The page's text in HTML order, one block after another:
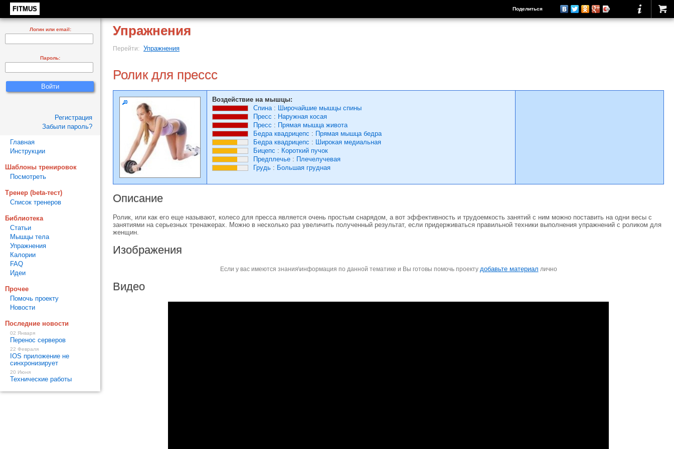
FITMUS Поделиться
Упражнения
Перейти: Упражнения
Ролик для прессс
Воздействие на мышцы:
Спина: Широчайшие мышцы спины
Пресс : Наружная косая
Пресс : Прямая мышца живота
Бедра квадрицепс : Прямая мышца бедра
Бедра квадрицепс : Широкая медиальная
Бицепс : Короткий пучок
Предплечье : Плечелучевая
Грудь : Большая грудная
Описание
Ролик, или как его еще называют, колесо для пресса является очень простым снарядом, а вот эффективность и трудоемкость занятий с ним можно поставить на одни весы с
занятиями на серьезных тренажерах. Можно в несколько раз увеличить полученный результат, если придерживаться правильной техники выполнения упражнений с роликом для
женщин.
Изображения
Если у вас имеются знания\информация по данной тематике и Вы готовы помочь проекту добавьте материал лично
Видео
Логин или email:
Пароль:
Регистрация
Забыли пароль?
Главная
Инструкции
Шаблоны тренировок
Посмотреть
Тренер (beta-тест)
Список тренеров
Библиотека
Статьи
Мышцы тела
Упражнения
Калории
FAQ
Идеи
Прочее
Помочь проекту
Новости
Последние новости
02 Января
Перенос серверов
22 Февраля
IOS приложение не
синхронизирует
20 Июня
Технические работы